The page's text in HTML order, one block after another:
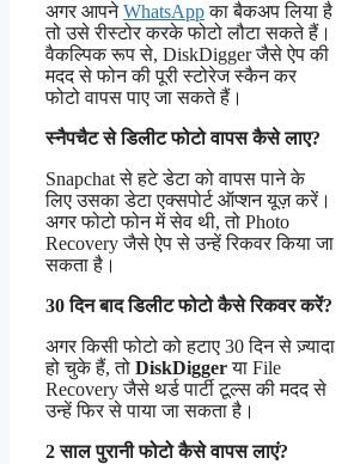
अगर आपनेWhatsAppका बैकअप लिया है
तो उसे रीस्टोर करके फोटो लौटा सकते हैं।
वैकल्पिक रूप से, DiskDigger जैसे ऐप की
मदद से फोन की पूरी स्टोरेज स्कैन कर
फोटो वापस पाए जा सकते हैं।
स्नैपचैट से डिलीट फोटो वापस कैसे लाए?
Snapchat से हटे डेटा को वापस पाने के
लिए उसका डेटा एक्सपोर्ट ऑप्शन यूज़ करें।
अगर फोटो फोन में सेव थी, तो Photo
Recovery जैसे ऐप से उन्हें रिकवर किया जा
सकता है।
30 दिन बाद डिलीट फोटो कैसे रिकवर करें?
अगर किसी फोटो को हटाए 30 दिन से ज़्यादा
हो चुके हैं, तो DiskDiggerया File
Recovery जैसे थर्ड पार्टी टूल्स की मदद से
उन्हें फिर से पाया जा सकता है।
2 साल पुरानी फोटो कैसे वापस लाएं?